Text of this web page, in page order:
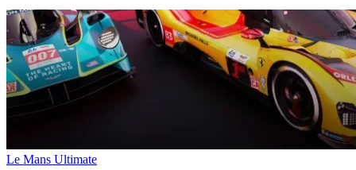
Le Mans Ultimate